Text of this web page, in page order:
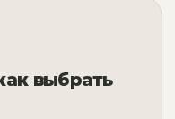
выбрать